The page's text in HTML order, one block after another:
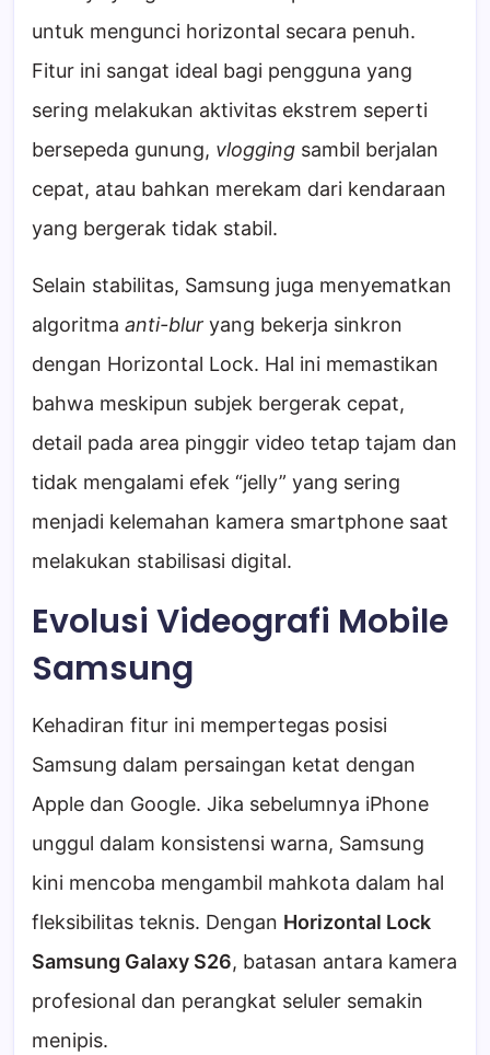
untuk mengunci horizontal secara penuh.
Fitur ini sangat ideal bagi pengguna yang
sering melakukan aktivitas ekstrem seperti
bersepeda gunung, vlogging sambil berjalan
cepat, atau bahkan merekam dari kendaraan
yang bergerak tidak stabil.
Selain stabilitas, Samsung juga menyematkan
algoritma anti-blur yang bekerja sinkron
dengan Horizontal Lock. Hal ini memastikan
bahwa meskipun subjek bergerak cepat,
detail pada area pinggir video tetap tajam dan
tidak mengalami efek “jelly” yang sering
menjadi kelemahan kamera smartphone saat
melakukan stabilisasi digital.
Evolusi Videografi Mobile
Samsung
Kehadiran fitur ini mempertegas posisi
Samsung dalam persaingan ketat dengan
Apple dan Google. Jika sebelumnya iPhone
unggul dalam konsistensi warna, Samsung
kini mencoba mengambil mahkota dalam hal
fleksibilitas teknis. Dengan Horizontal Lock
Samsung Galaxy S26, batasan antara kamera
profesional dan perangkat seluler semakin
menipis.